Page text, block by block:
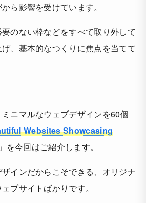
ら影響を受けています。
のない枠などをすべて取り外して
、基本的なつくりに焦点を当てて
ニマルなウェブデザインを60個
Websites Showcasing
」を今回はご紹介します。
インだからこそできる、オリジナ
ブサイトばかりです。